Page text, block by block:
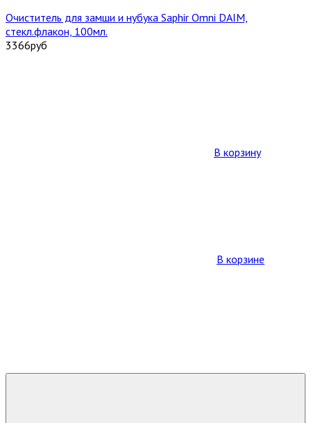
Очиститель для замши и нубука Saphir Omni DAIM,
стекл.флакон, 100мл.
3366руб
В корзину
В корзине